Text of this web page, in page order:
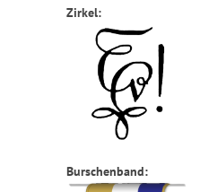
Zirkel:
Burschenband: